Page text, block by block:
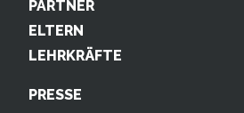
PARTNER
ELTERN
LEHRKRÄFTE
PRESSE